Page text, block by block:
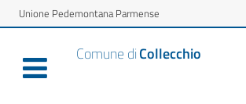
Unione Pedemontana Parmense
Comune diCollecchio